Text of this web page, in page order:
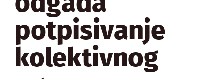
potpisivanje
kolektivnog